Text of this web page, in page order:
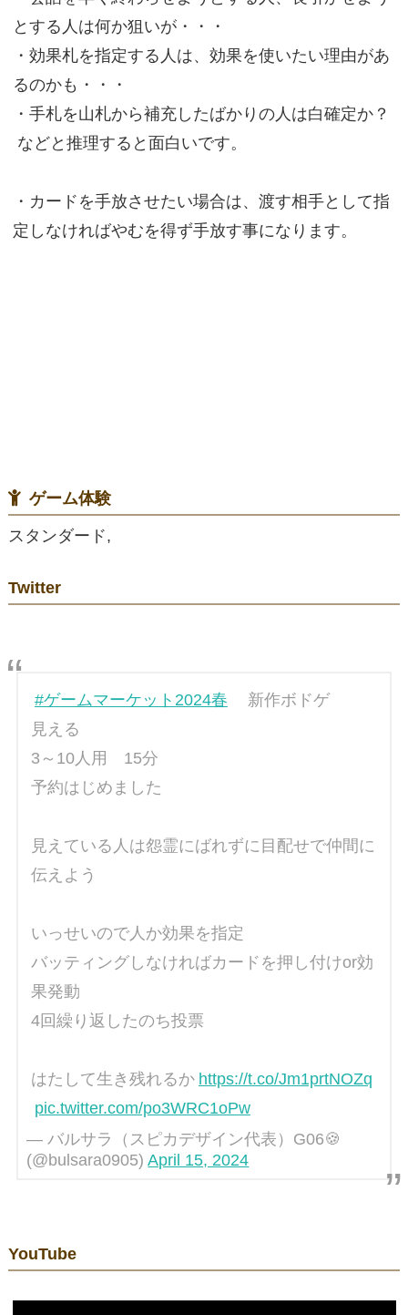
とする人は何か狙いが・・・
・効果札を指定する人は、効果を使いたい理由があ
るのかも・・・
・手札を山札から補充したばかりの人は白確定か？
などと推理すると面白いです。
・カードを手放させたい場合は、渡す相手として指
定しなければやむを得ず手放す事になります。
ゲーム体験
スタンダード,
Twitter
#ゲームマーケット2024春
新作ボドゲ
見える
3～10人用 15分
予約はじめました
見えている人は怨霊にばれずに目配せで仲間に
伝えよう
いっせいので人か効果を指定
バッティングしなければカードを押し付けor効
果発動
4回繰り返したのち投票
はたして生き残れるか https://t.co/Jm1prtNOZq
pic.twitter.com/po3WRC1oPw
— バルサラ（スピカデザイン代表）G06🍪
(@bulsara0905)April 15, 2024
YouTube